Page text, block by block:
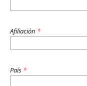
Afiliación *
País *